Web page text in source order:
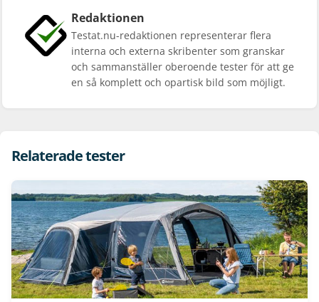
Redaktionen
Testat.nu-redaktionen representerar flera
interna och externa skribenter som granskar
och sammanställer oberoende tester för att ge
en så komplett och opartisk bild som möjligt.
Relaterade tester